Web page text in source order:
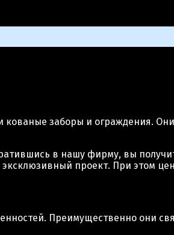
заборы и ограждения.
в нашу фирму, вы
проект. При этом
Преимущественно они